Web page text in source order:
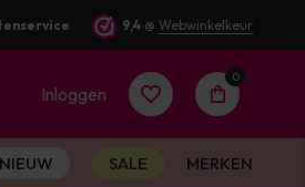
9,4 @ Webwinkelkeur
Inloggen
0
NIEUW SALE MERKEN